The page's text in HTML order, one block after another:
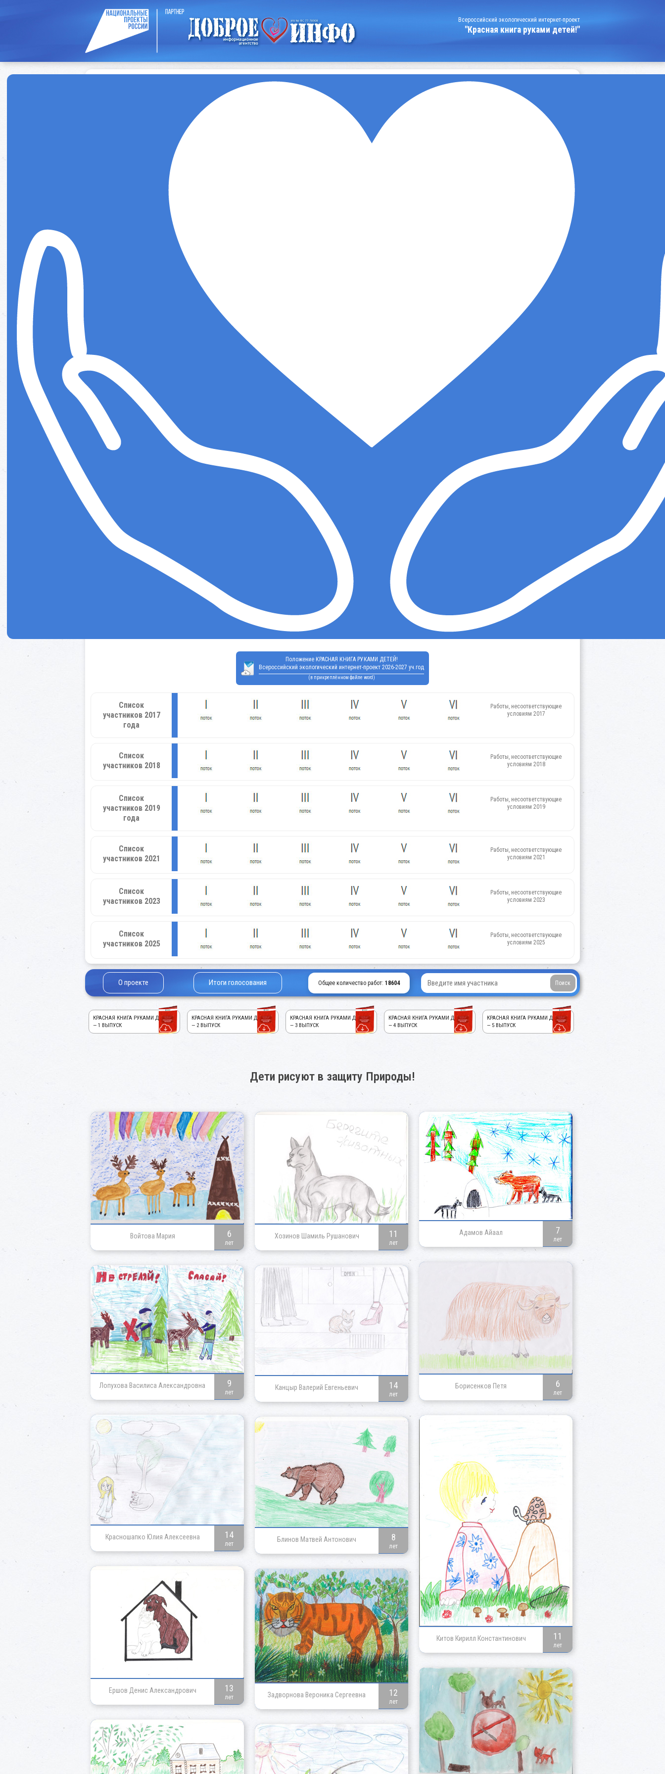
Всероссийский экологический интернет-проект
"Красная книга руками детей!"
Положение КРАСНАЯ КНИГА РУКАМИ ДЕТЕЙ!
Всероссийский экологический интернет-проект 2026-2027 уч.год
(в прикреплённом файле word)
Список
участников 2017
года
Работы, несоответствующие
условиям 2017
Список
участников 2018
Работы, несоответствующие
условиям 2018
Список
участников 2019
года
Работы, несоответствующие
условиям 2019
Список
участников 2021
Работы, несоответствующие
условиям 2021
Список
участников 2023
Работы, несоответствующие
условиям 2023
Список
участников 2025
Работы, несоответствующие
условиям 2025
О проекте Итоги голосования Общее количество работ: 18604
КРАСНАЯ КНИГА РУКАМИ ДЕТЕЙ!
— 1 ВЫПУСК
КРАСНАЯ КНИГА РУКАМИ ДЕТЕЙ!
— 2 ВЫПУСК
КРАСНАЯ КНИГА РУКАМИ ДЕТЕЙ!
— 3 ВЫПУСК
КРАСНАЯ КНИГА РУКАМИ ДЕТЕЙ!
— 4 ВЫПУСК
КРАСНАЯ КНИГА РУКАМИ ДЕТЕЙ!
— 5 ВЫПУСК
Дети рисуют в защиту Природы!
Войтова Мария 6
лет
Хозинов Шамиль Рушанович 11
лет
Адамов Айаал 7
лет
Борисенков Петя 6
лет
Лопухова Василиса Александровна 9
лет
Канцыр Валерий Евгеньевич 14
лет
Красношапко Юлия Алексеевна 14
лет
Китов Кирилл Константинович 11
лет
Блинов Матвей Антонович 8
лет
Ершов Денис Александрович 13
лет Задворнова Вероника Сергеевна 12
лет